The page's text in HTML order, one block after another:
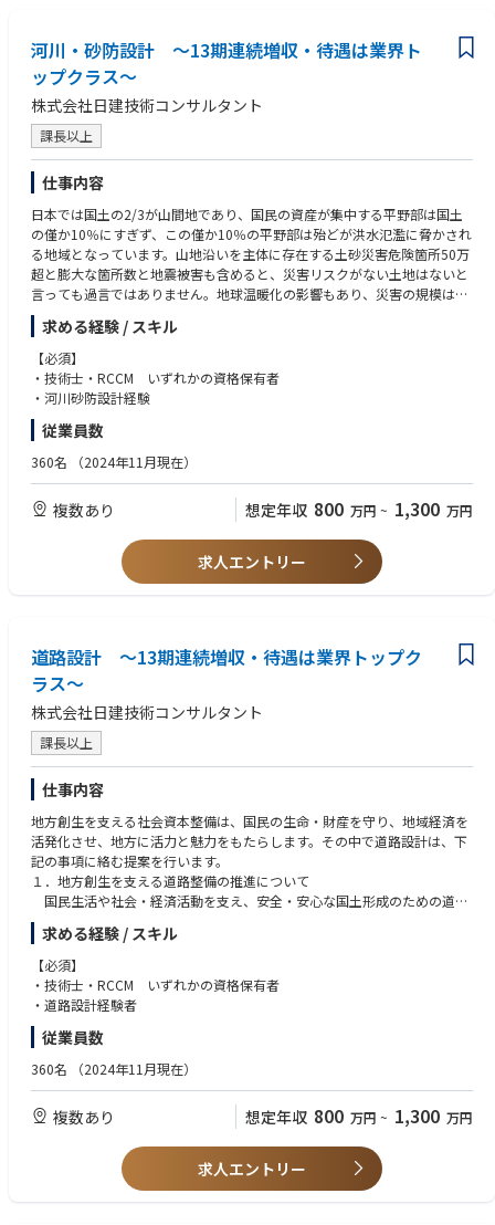
処理場の機能確保するための耐水化設計等を行い、持続可能な下水道処理
場に貢献します。
※中途採用募集要項という冊子を準備しておりますので、選考時にお渡し
させて頂きます。
河川・砂防設計 ～13期連続増収・待遇は業界ト
ップクラス～
株式会社日建技術コンサルタント
課長以上
仕事内容
日本では国土の2/3が山間地であり、国民の資産が集中する平野部は国土
の僅か10％にすぎず、この僅か10％の平野部は殆どが洪水氾濫に脅かされ
る地域となっています。山地沿いを主体に存在する土砂災害危険箇所50万
超と膨大な箇所数と地震被害も含めると、災害リスクがない土地はないと
言っても過言ではありません。地球温暖化の影響もあり、災害の規模は年
をおって大きくなる一方で、これに対応すべく、災害リスクに対応する危
険箇所や警戒区域の設定とハザードマップ周知、避難体制の確立等のソフ
ト対策を併用し、減災を推進して頂きます。
※中途採用募集要項という冊子を準備しておりますので、選考時にお渡し
求める経験 / スキル
【必須】
・技術士・RCCM いずれかの資格保有者
・河川砂防設計経験
従業員数
360名 （2024年11月現在）
複数あり 想定年収 800 万円 ~ 1,300 万円
求人エントリー
道路設計 ～13期連続増収・待遇は業界トップク
ラス～
株式会社日建技術コンサルタント
課長以上
仕事内容
地方創生を支える社会資本整備は、国民の生命・財産を守り、地域経済を
活発化させ、地方に活力と魅力をもたらします。その中で道路設計は、下
記の事項に絡む提案を行います。
１．地方創生を支える道路整備の推進について
国民生活や社会・経済活動を支え、安全・安心な国土形成のための道路
ネットワークの整備。ミッシングリンクの解消、代替機能を発揮する道路
整備の提案。通学路の安全を確保する対策や自転車通行帯の整備など交通
事故対策の提案。
２．防災・減災、国土強靭化の強力かつ継続的・安定的推進について
（１）災害に強い道路ネットワーク構築の加速化・深化を図るため、円
策、発災後の迅速な復旧振興を支援する道の駅や公園等防災拠点の整備対
策をハード・ソフト両面からの提案。
（２）安全・安心な道路空間整備、円滑な物流環境の整備、BIM/CIMに
３．社会インフラの老朽化対策の推進について
４．道路整備の推進について
求める経験 / スキル
【必須】
・技術士・RCCM いずれかの資格保有者
・道路設計経験者
従業員数
360名 （2024年11月現在）
複数あり 想定年収 800 万円 ~ 1,300 万円
求人エントリー